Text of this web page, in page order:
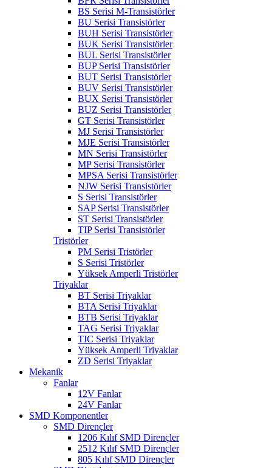
BS Serisi M-Transistörler
BU Serisi Transistörler
BUH Serisi Transistörler
BUK Serisi Transistörler
BUL Serisi Transistörler
BUP Serisi Transistörler
BUT Serisi Transistörler
BUV Serisi Transistörler
BUX Serisi Transistörler
BUZ Serisi Transistörler
GT Serisi Transistörler
MJ Serisi Transistörler
MJE Serisi Transistörler
MN Serisi Transistörler
MP Serisi Transistörler
MPSA Serisi Transistörler
NJW Serisi Transistörler
S Serisi Transistörler
SAP Serisi Transistörler
ST Serisi Transistörler
TIP Serisi Transistörler
Tristörler
PM Serisi Tristörler
S Serisi Tristörler
Yüksek Amperli Tristörler
Triyaklar
BT Serisi Triyaklar
BTA Serisi Triyaklar
BTB Serisi Triyaklar
TAG Serisi Triyaklar
TIC Serisi Triyaklar
Yüksek Amperli Triyaklar
ZD Serisi Triyaklar
Mekanik
Fanlar
12V Fanlar
24V Fanlar
SMD Komponentler
SMD Dirençler
1206 Kılıf SMD Dirençler
2512 Kılıf SMD Dirençler
805 Kılıf SMD Dirençler